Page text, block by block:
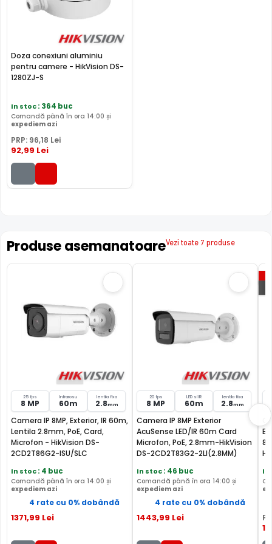
folosita pentru conectarea unui releu extern (detector
prezenta, contact magnetic, etc), ce poate actiona
mutarea camerei in anumite preseturi, activarea
altele.
FILTRU IR MECANIC (ICR / IR Cut Fillter)
Camera HIKVISION DS-2CD2T46G2-ISU/SL2C are un filtru
pe timpul zilei, pentru a evita anumitele defecte de
afisare a culorilor, iar pe timpul noptii acesta este retras
pentru a permite luminii in infrarosu sa treaca,
imbunatatind vizibilitatea camerei in modul alb/negru.
Doza conexiuni aluminiu
pentru camere - HikVision DS-
1280ZJ-S
In stoc: 364 buc
Comandă până în ora 14:00 și
expediem azi
PRP: 96,18 Lei
92,99 Lei
Produse asemanatoareVezi toate 7 produse
25 fps
8 MP
Infrarosu
60m
lentila fixa
2.8mm
Camera IP 8MP, Exterior, IR 60m,
Lentila 2.8mm, PoE, Card,
Microfon - HikVision DS-
2CD2T86G2-ISU/SLC
In stoc: 4 buc
Comandă până în ora 14:00 și
expediem azi
4 rate cu 0% dobândă
1371,99 Lei
20 fps
8 MP
LED si IR
60m
lentila fixa
2.8mm
Camera IP 8MP Exterior
AcuSense LED/IR 60m Card
Microfon, PoE, 2.8mm-HikVision
DS-2CD2T83G2-2LI(2.8MM)
In stoc: 46 buc
Comandă până în ora 14:00 și
expediem azi
4 rate cu 0% dobândă
1443,99 Lei
In